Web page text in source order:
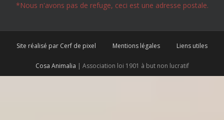
*Nous n'avons pas de refuge, ceci est une adresse postale.
Site réalisé par Cerf de pixel Mentions légales Liens utiles
Cosa Animalia | Association loi 1901 à but non lucratif